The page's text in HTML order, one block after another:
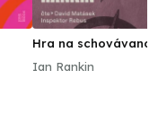
Hra na schovávanou
Ian Rankin